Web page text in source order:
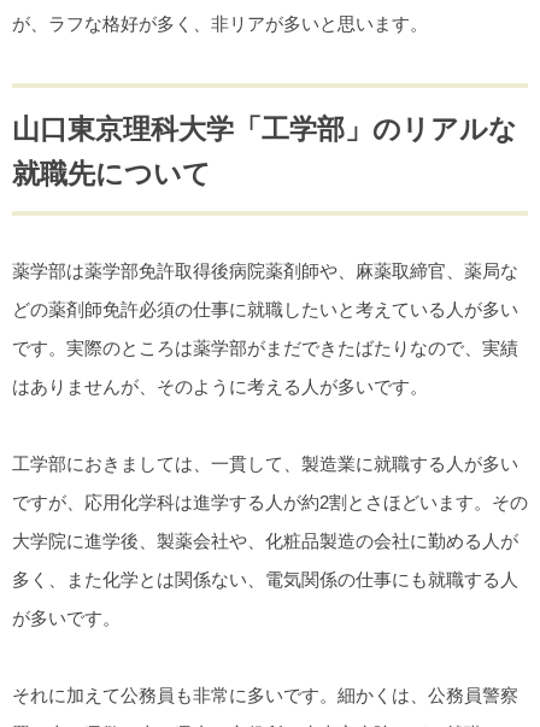
が、ラフな格好が多く、非リアが多いと思います。
山口東京理科大学「工学部」のリアルな
就職先について
薬学部は薬学部免許取得後病院薬剤師や、麻薬取締官、薬局な
どの薬剤師免許必須の仕事に就職したいと考えている人が多い
です。実際のところは薬学部がまだできたばたりなので、実績
はありませんが、そのように考える人が多いです。
工学部におきましては、一貫して、製造業に就職する人が多い
ですが、応用化学科は進学する人が約2割とさほどいます。その
大学院に進学後、製薬会社や、化粧品製造の会社に勤める人が
多く、また化学とは関係ない、電気関係の仕事にも就職する人
が多いです。
それに加えて公務員も非常に多いです。細かくは、公務員警察